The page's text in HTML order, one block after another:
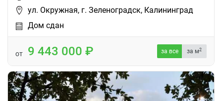
ул. Окружная, г. Зеленоградск, Калининград
Дом сдан
от 9 443 000 за все за м2